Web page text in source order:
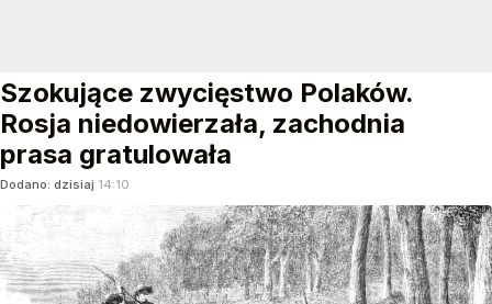
Szokujące zwycięstwo Polaków.
Rosja niedowierzała, zachodnia
prasa gratulowała
Dodano: dzisiaj 14:10